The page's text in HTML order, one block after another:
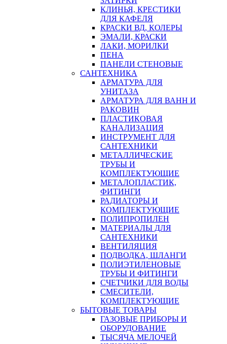
КЛИНЬЯ, КРЕСТИКИ
ДЛЯ КАФЕЛЯ
КРАСКИ ВД, КОЛЕРЫ
ЭМАЛИ, КРАСКИ
ЛАКИ, МОРИЛКИ
ПЕНА
ПАНЕЛИ СТЕНОВЫЕ
САНТЕХНИКА
АРМАТУРА ДЛЯ
УНИТАЗА
АРМАТУРА ДЛЯ ВАНН И
РАКОВИН
ПЛАСТИКОВАЯ
КАНАЛИЗАЦИЯ
ИНСТРУМЕНТ ДЛЯ
САНТЕХНИКИ
МЕТАЛЛИЧЕСКИЕ
ТРУБЫ И
КОМПЛЕКТУЮЩИЕ
МЕТАЛОПЛАСТИК,
ФИТИНГИ
РАДИАТОРЫ И
КОМПЛЕКТУЮЩИЕ
ПОЛИПРОПИЛЕН
МАТЕРИАЛЫ ДЛЯ
САНТЕХНИКИ
ВЕНТИЛЯЦИЯ
ПОДВОДКА, ШЛАНГИ
ПОЛИЭТИЛЕНОВЫЕ
ТРУБЫ И ФИТИНГИ
СЧЕТЧИКИ ДЛЯ ВОДЫ
СМЕСИТЕЛИ,
КОМПЛЕКТУЮЩИЕ
БЫТОВЫЕ ТОВАРЫ
ГАЗОВЫЕ ПРИБОРЫ И
ОБОРУДОВАНИЕ
ТЫСЯЧА МЕЛОЧЕЙ